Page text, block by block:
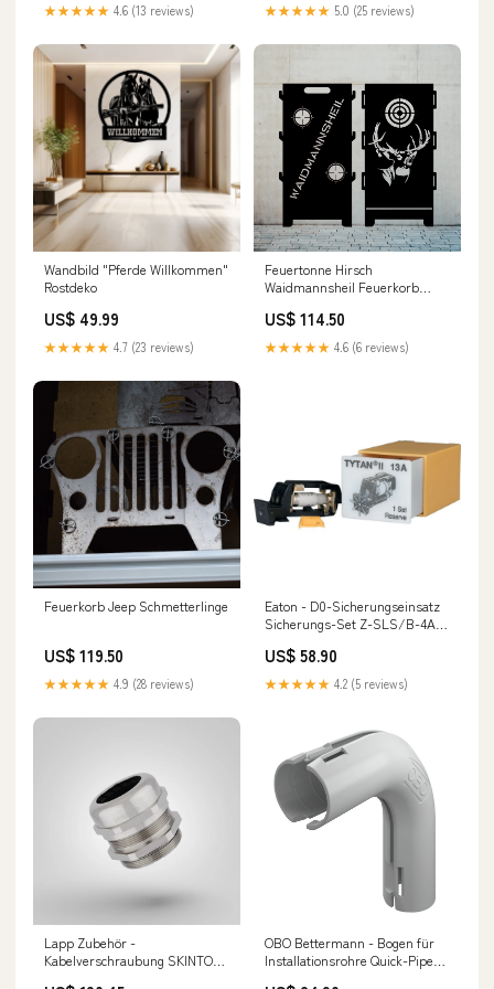
★★★★★ 4.6 (13 reviews) ★★★★★ 5.0 (25 reviews)
Wandbild "Pferde Willkommen"
Rostdeko
US$ 49.99
★★★★★ 4.7 (23 reviews)
Feuertonne Hirsch
Waidmannsheil Feuerkorb
US$ 114.50
★★★★★ 4.6 (6 reviews)
Feuerkorb Jeep Schmetterlinge
US$ 119.50
★★★★★ 4.9 (28 reviews)
Eaton - D0-Sicherungseinsatz
Sicherungs-Set Z-SLS/B-4A
US$ 58.90
★★★★★ 4.2 (5 reviews)
Lapp Zubehör -
Kabelverschraubung SKINTOP
OBO Bettermann - Bogen für
Installationsrohre Quick-Pipe-